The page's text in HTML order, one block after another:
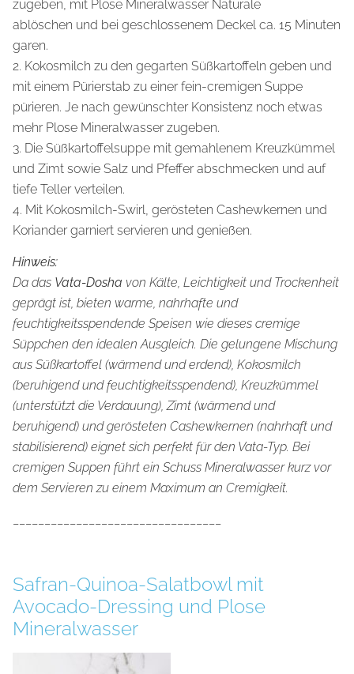
zugeben, mit Plose Mineralwasser Naturale
ablöschen und bei geschlossenem Deckel ca. 15 Minuten
garen.
2. Kokosmilch zu den gegarten Süßkartoffeln geben und
mit einem Pürierstab zu einer fein-cremigen Suppe
pürieren. Je nach gewünschter Konsistenz noch etwas
mehr Plose Mineralwasser zugeben.
3. Die Süßkartoffelsuppe mit gemahlenem Kreuzkümmel
und Zimt sowie Salz und Pfeffer abschmecken und auf
tiefe Teller verteilen.
4. Mit Kokosmilch-Swirl, gerösteten Cashewkernen und
Koriander garniert servieren und genießen.
Hinweis:
Da das Vata-Dosha von Kälte, Leichtigkeit und Trockenheit
geprägt ist, bieten warme, nahrhafte und
feuchtigkeitsspendende Speisen wie dieses cremige
Süppchen den idealen Ausgleich. Die gelungene Mischung
aus Süßkartoffel (wärmend und erdend), Kokosmilch
(beruhigend und feuchtigkeitsspendend), Kreuzkümmel
(unterstützt die Verdauung), Zimt (wärmend und
beruhigend) und gerösteten Cashewkernen (nahrhaft und
stabilisierend) eignet sich perfekt für den Vata-Typ. Bei
cremigen Suppen führt ein Schuss Mineralwasser kurz vor
dem Servieren zu einem Maximum an Cremigkeit.
Safran-Quinoa-Salatbowl mit
Avocado-Dressing und Plose
Mineralwasser